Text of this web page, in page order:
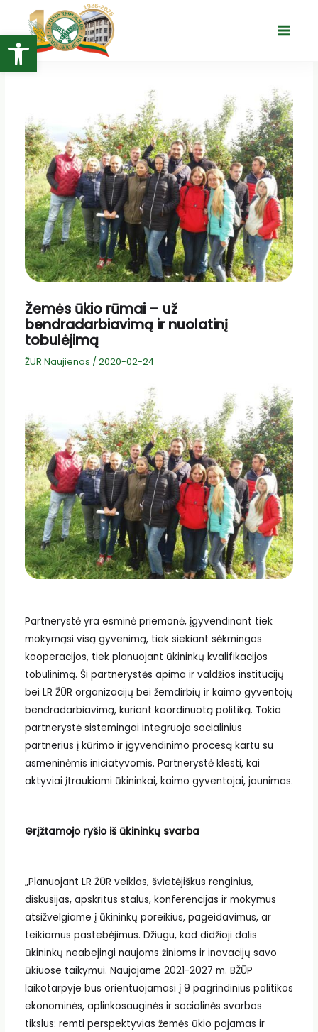
Open toolbar
turinio
Main
Žemės ūkio rūmai – už
bendradarbiavimą ir nuolatinį
tobulėjimą
ŽUR Naujienos / 2020-02-24
Partnerystė yra esminė priemonė, įgyvendinant tiek
mokymąsi visą gyvenimą, tiek siekiant sėkmingos
kooperacijos, tiek planuojant ūkininkų kvalifikacijos
tobulinimą. Ši partnerystės apima ir valdžios institucijų
bei LR ŽŪR organizacijų bei žemdirbių ir kaimo gyventojų
bendradarbiavimą, kuriant koordinuotą politiką. Tokia
partnerystė sistemingai integruoja socialinius
partnerius į kūrimo ir įgyvendinimo procesą kartu su
asmeninėmis iniciatyvomis. Partnerystė klesti, kai
aktyviai įtraukiami ūkininkai, kaimo gyventojai, jaunimas.
Grįžtamojo ryšio iš ūkininkų svarba
„Planuojant LR ŽŪR veiklas, švietėjiškus renginius,
diskusijas, apskritus stalus, konferencijas ir mokymus
atsižvelgiame į ūkininkų poreikius, pageidavimus, ar
teikiamus pastebėjimus. Džiugu, kad didžioji dalis
ūkininkų neabejingi naujoms žinioms ir inovacijų savo
ūkiuose taikymui. Naujajame 2021-2027 m. BŽŪP
laikotarpyje bus orientuojamasi į 9 pagrindinius politikos
ekonominės, aplinkosauginės ir socialinės svarbos
tikslus: remti perspektyvias žemės ūkio pajamas ir